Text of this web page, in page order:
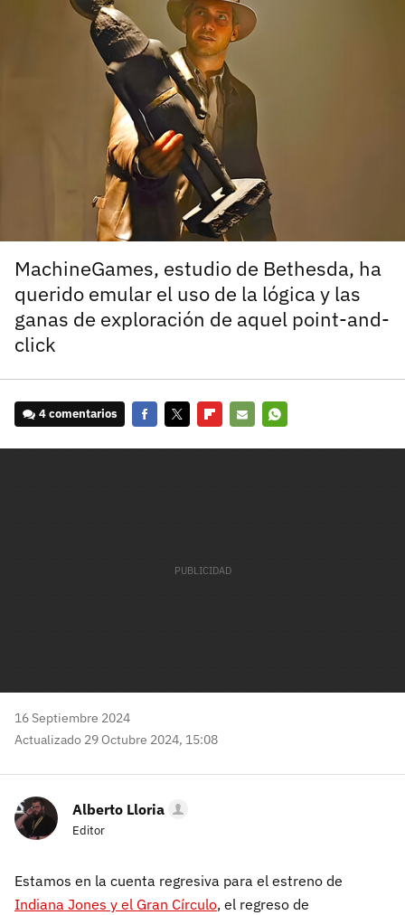
MachineGames, estudio de Bethesda, ha
querido emular el uso de la lógica y las
ganas de exploración de aquel point-and-
click
4 comentarios
16 Septiembre 2024
Actualizado 29 Octubre 2024, 15:08
Alberto Lloria
Editor
Estamos en la cuenta regresiva para el estreno de
Indiana Jones y el Gran Círculo, el regreso de
¿Todavía no tienes cuenta?
Regístrate gratis
El inicio de sesión con Facebook ya no está
disponible, pero puedes seguir usando tu cuenta
de 3DJuegos:
Recupera tu acceso con Facebook
carácter inicial), pero no mayúsculas, espacios, tildes
o caracteres especiales.
He leído y acepto la
de participación
Registrarse en 3DJuegos
Entra con Google
¿Ya tienes cuenta?